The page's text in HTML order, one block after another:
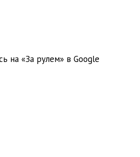
на «За рулем» в Google